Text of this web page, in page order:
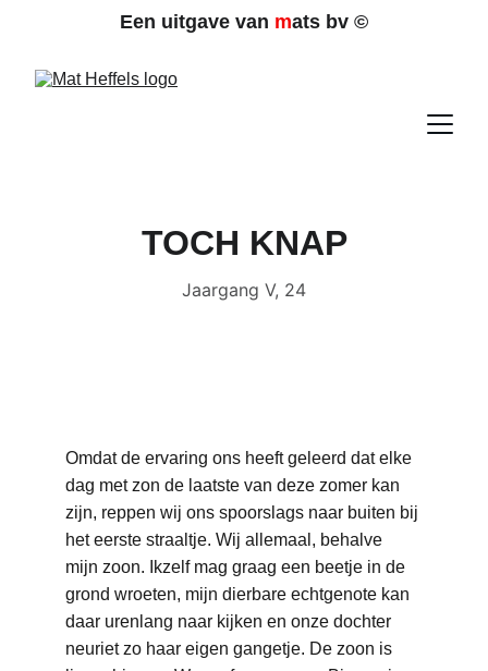
Een uitgave van mats bv ©
TOCH KNAP
Jaargang V, 24
Omdat de ervaring ons heeft geleerd dat elke
dag met zon de laatste van deze zomer kan
zijn, reppen wij ons spoorslags naar buiten bij
het eerste straaltje. Wij allemaal, behalve
mijn zoon. Ikzelf mag graag een beetje in de
grond wroeten, mijn dierbare echtgenote kan
daar urenlang naar kijken en onze dochter
neuriet zo haar eigen gangetje. De zoon is